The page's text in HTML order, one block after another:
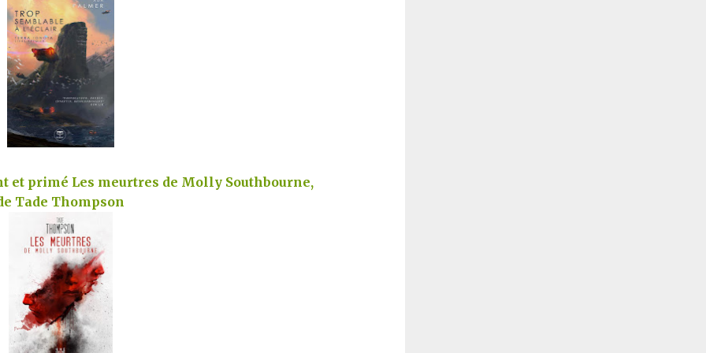
et primé Les meurtres de Molly Southbourne,
Tade Thompson